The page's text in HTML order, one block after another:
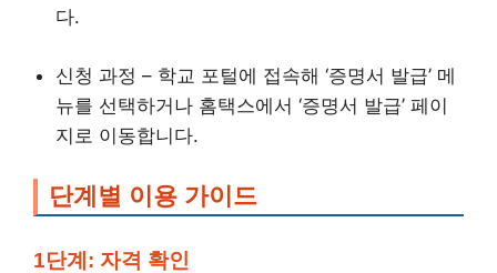
다.
신청 과정 – 학교 포털에 접속해 ‘증명서 발급’ 메
뉴를 선택하거나 홈택스에서 ‘증명서 발급’ 페이
지로 이동합니다.
단계별 이용 가이드
1단계: 자격 확인